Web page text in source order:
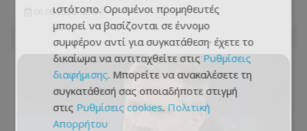
06.08.2026 - 23:27
ιστότοπο. Ορισμένοι προμηθευτές
μπορεί να βασίζονται σε έννομο
συμφέρον αντί για συγκατάθεση· έχετε το
δικαίωμα να αντιταχθείτε στις Ρυθμίσεις
διαφήμισης. Μπορείτε να ανακαλέσετε τη
συγκατάθεσή σας οποιαδήποτε στιγμή
στις Ρυθμίσεις cookies. Πολιτική
Απορρήτου